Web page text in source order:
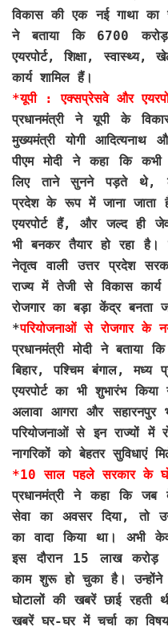
विकास की एक नई गाथा का
ने बताया कि 6700
एयरपोर्ट, शिक्षा,
कार्य शामिल हैं।
*यूपी : एक्सप्रेसवे और
प्रधानमंत्री ने यूपी के
मुख्यमंत्री योगी आदित्यनाथ
पीएम मोदी ने कहा कि
लिए ताने सुनने पड़ते थे,
प्रदेश के रूप में जाना जाता
एयरपोर्ट हैं, और जल्द ही
भी बनकर तैयार हो रहा है।
नेतृत्व वाली उत्तर प्रदेश
राज्य में तेजी से विकास
रोजगार का बड़ा केंद्र बनता
*परियोजनाओं से रोजगार के
प्रधानमंत्री मोदी ने बताया
बिहार, पश्चिम बंगाल,
एयरपोर्ट का भी शुभारंभ
अलावा आगरा और सहारनपुर
परियोजनाओं से इन राज्यों
नागरिकों को बेहतर सुविधाएं
*10 साल पहले सरकार के
प्रधानमंत्री ने कहा कि जब
सेवा का अवसर दिया, तो
का वादा किया था। अभी
इस दौरान 15 लाख
काम शुरू हो चुका है।
घोटालों की खबरें छाई
खबरें घर-घर में चर्चा का